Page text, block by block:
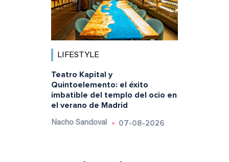
LIFESTYLE
Teatro Kapital y
Quintoelemento: el éxito
imbatible del templo del ocio en
el verano de Madrid
Nacho Sandoval 07-08-2026